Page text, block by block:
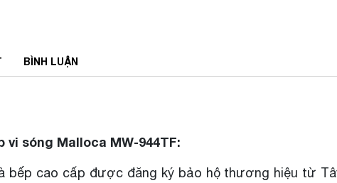
BÌNH LUẬN
sóng Malloca MW-944TF:
bếp cao cấp được đăng ký bảo hộ thương hiệu từ